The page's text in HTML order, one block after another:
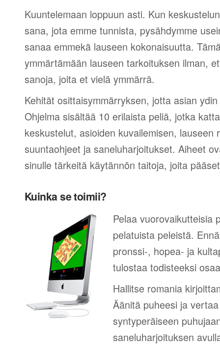
Kuuntelemaan loppuun asti. Kun
sana, jota emme tunnista, pysähdymme
sanaa emmekä lauseen kokonaisuutta.
ymmärtämään lauseen tarkoituksen ilman,
sanoja, joita et vielä ymmärrä.
Kehität osittaisymmärryksen, jotta asian
Ohjelma sisältää 10 erilaista peliä, jotka
keskustelut, asioiden kuvailemisen, lauseen
suuntaohjeet ja saneluharjoitukset. Aiheet
sinulle tärkeitä käytännön taitoja, joita
Kuinka se toimii?
Pelaa vuorovaikutteisia
pelatuista peleistä.
pronssi-, hopea- ja
tulostaa todisteeksi
Hallitse romania
Äänitä puheesi ja
syntyperäiseen
saneluharjoituksen